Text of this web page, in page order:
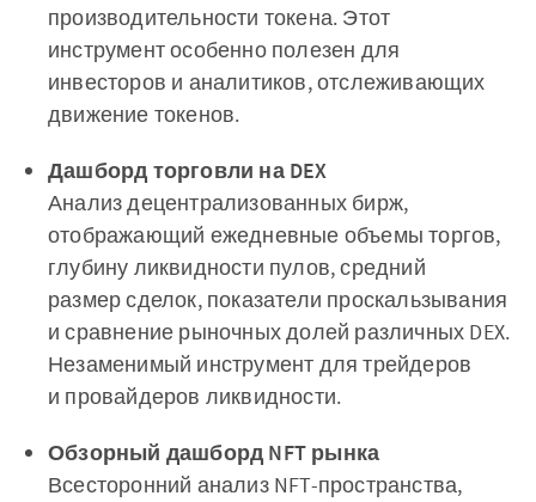
производительности токена. Этот
инструмент особенно полезен для
инвесторов и аналитиков, отслеживающих
движение токенов.
Дашборд торговли на DEX
Анализ децентрализованных бирж,
отображающий ежедневные объемы торгов,
глубину ликвидности пулов, средний
размер сделок, показатели проскальзывания
и сравнение рыночных долей различных DEX.
Незаменимый инструмент для трейдеров
и провайдеров ликвидности.
Обзорный дашборд NFT рынка
Всесторонний анализ NFT-пространства,